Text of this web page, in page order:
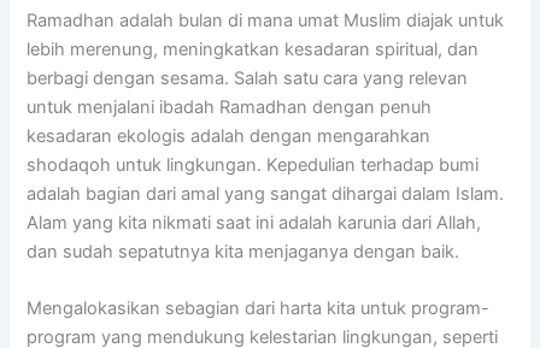
Ramadhan adalah bulan di mana umat Muslim diajak untuk
lebih merenung, meningkatkan kesadaran spiritual, dan
berbagi dengan sesama. Salah satu cara yang relevan
untuk menjalani ibadah Ramadhan dengan penuh
kesadaran ekologis adalah dengan mengarahkan
shodaqoh untuk lingkungan. Kepedulian terhadap bumi
adalah bagian dari amal yang sangat dihargai dalam Islam.
Alam yang kita nikmati saat ini adalah karunia dari Allah,
dan sudah sepatutnya kita menjaganya dengan baik.
Mengalokasikan sebagian dari harta kita untuk program-
program yang mendukung kelestarian lingkungan, seperti